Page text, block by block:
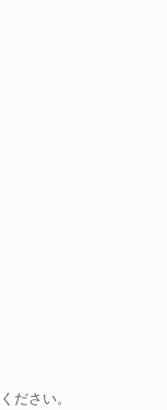
ださい。